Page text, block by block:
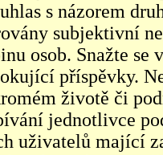
s názorem
subjektivní
osob. Snažte
příspěvky.
životě či
jednotlivce
uživatelů mající